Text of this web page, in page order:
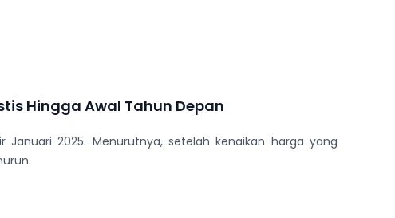
Hingga Awal Tahun Depan
2025. Menurutnya, setelah kenaikan harga yang